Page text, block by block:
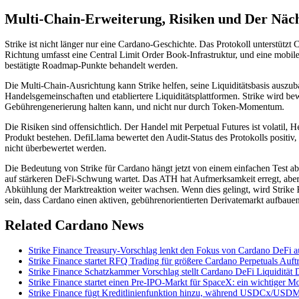
Multi-Chain-Erweiterung, Risiken und Der
Strike ist nicht länger nur eine Cardano-Geschichte. Das Protokoll
Richtung umfasst eine Central Limit Order Book-Infrastruktur, und eine
bestätigte Roadmap-Punkte behandelt werden.
Die Multi-Chain-Ausrichtung kann Strike helfen, seine Liquiditätsbasis
Handelsgemeinschaften und etabliertere Liquiditätsplattformen. Strike wird
Gebührengenerierung halten kann, und nicht nur durch Token-Momentum.
Die Risiken sind offensichtlich. Der Handel mit Perpetual Futures ist volatil,
Produkt bestehen. DefiLlama bewertet den Audit-Status des Protokolls
nicht überbewertet werden.
Die Bedeutung von Strike für Cardano hängt jetzt von einem einfachen Test
auf stärkeren DeFi-Schwung wartet. Das ATH hat Aufmerksamkeit erregt,
Abkühlung der Marktreaktion weiter wachsen. Wenn dies gelingt, wird Strike
sein, dass Cardano einen aktiven, gebührenorientierten Derivatemarkt
Related Cardano News
Strike Finance Treasury-Vorschlag lenkt den Fokus von Cardano DeFi
Strike Finance startet RFQ Trading für größere Cardano Perpetuals
Strike Finance Schatzkammer Vorschlag stellt Cardano DeFi Liquidität
Strike Finance startet einen Pre-IPO-Markt für SpaceX: ein wichtiger
Strike Finance fügt Kreditlinienfunktion hinzu, während USDCx/